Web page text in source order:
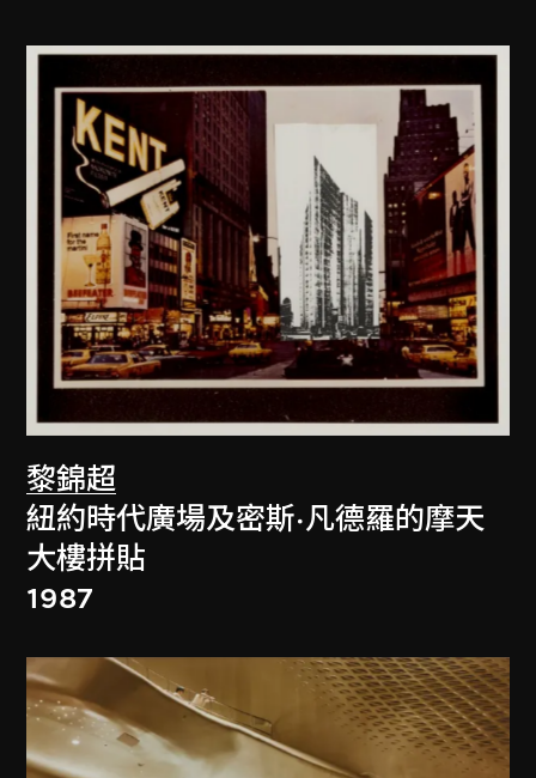
黎錦超
紐約時代廣場及密斯·凡德羅的摩天
大樓拼貼
1987